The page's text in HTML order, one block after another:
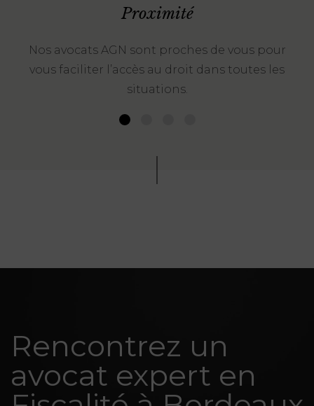
Proximité
Nos avocats AGN sont proches de vous pour
vous faciliter l’accès au droit dans toutes les
situations.
Rencontrez un
avocat expert en